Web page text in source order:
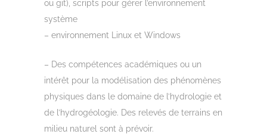
ou git), scripts pour gérer l’environnement
système
– environnement Linux et Windows
– Des compétences académiques ou un
intérêt pour la modélisation des phénomènes
physiques dans le domaine de l’hydrologie et
de l’hydrogéologie. Des relevés de terrains en
milieu naturel sont à prévoir.